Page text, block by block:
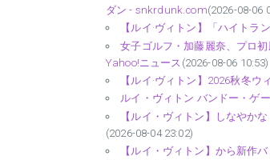
ダン - snkrdunk.com(2026-08-06
【ルイ·ヴィトン】「ハイトラ
女子ゴルフ・加藤麗奈、プロ
Yahoo!ニュース (2026-08-06 10:53)
【ルイ·ヴィトン】2026秋冬
ルイ・ヴィトン バンドー・ゲ
【ルイ・ヴィトン】しなやか
(2026-08-04 23:02)
【ルイ・ヴィトン】から新作